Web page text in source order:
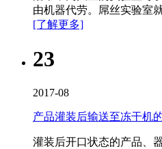
由机器代劳。屌丝实验室
[了解更多]
23
2017-08
产品灌装后输送至冻干机
灌装后开口状态的产品、